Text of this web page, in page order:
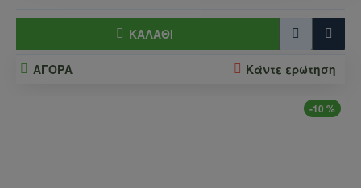
ΚΑΛΆΘΙ
ΑΓΟΡΑ Κάντε ερώτηση
-10 %